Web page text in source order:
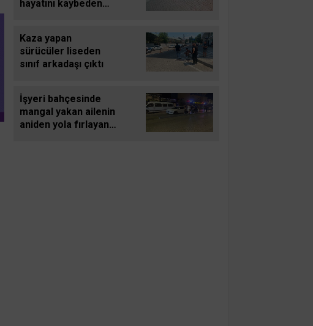
hayatını kaybeden
tahliyeye tepki
Kaza yapan
sürücüler liseden
sınıf arkadaşı çıktı
İşyeri bahçesinde
mangal yakan ailenin
aniden yola fırlayan 2